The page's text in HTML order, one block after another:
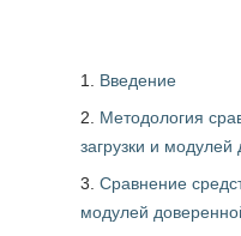
Введение
Методология
загрузки и модулей
Сравнение
модулей